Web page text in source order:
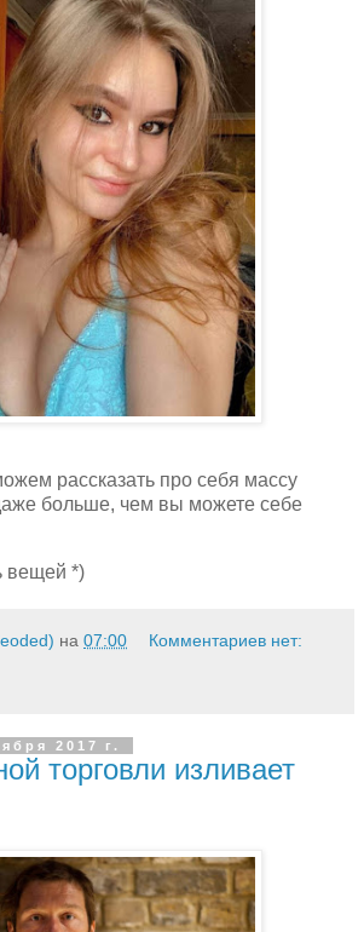
рассказать про себя массу
больше, чем вы можете себе
вещей *)
на 07:00 Комментариев нет:
2017 г.
торговли изливает